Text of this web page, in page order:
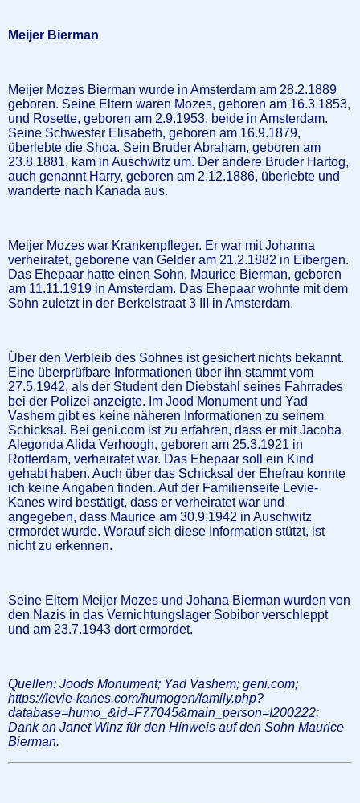
Meijer Bierman
Meijer Mozes Bierman wurde in Amsterdam am 28.2.1889
geboren. Seine Eltern waren Mozes, geboren am 16.3.1853,
und Rosette, geboren am 2.9.1953, beide in Amsterdam.
Seine Schwester Elisabeth, geboren am 16.9.1879,
überlebte die Shoa. Sein Bruder Abraham, geboren am
23.8.1881, kam in Auschwitz um. Der andere Bruder Hartog,
auch genannt Harry, geboren am 2.12.1886, überlebte und
wanderte nach Kanada aus.
Meijer Mozes war Krankenpfleger. Er war mit Johanna
verheiratet, geborene van Gelder am 21.2.1882 in Eibergen.
Das Ehepaar hatte einen Sohn, Maurice Bierman, geboren
am 11.11.1919 in Amsterdam. Das Ehepaar wohnte mit dem
Sohn zuletzt in der Berkelstraat 3 III in Amsterdam.
Über den Verbleib des Sohnes ist gesichert nichts bekannt.
Eine überprüfbare Informationen über ihn stammt vom
27.5.1942, als der Student den Diebstahl seines Fahrrades
bei der Polizei anzeigte. Im Jood Monument und Yad
Vashem gibt es keine näheren Informationen zu seinem
Schicksal. Bei geni.com ist zu erfahren, dass er mit Jacoba
Alegonda Alida Verhoogh, geboren am 25.3.1921 in
Rotterdam, verheiratet war. Das Ehepaar soll ein Kind
gehabt haben. Auch über das Schicksal der Ehefrau konnte
ich keine Angaben finden. Auf der Familienseite Levie-
Kanes wird bestätigt, dass er verheiratet war und
angegeben, dass Maurice am 30.9.1942 in Auschwitz
ermordet wurde. Worauf sich diese Information stützt, ist
nicht zu erkennen.
Seine Eltern Meijer Mozes und Johana Bierman wurden von
den Nazis in das Vernichtungslager Sobibor verschleppt
und am 23.7.1943 dort ermordet.
Quellen: Joods Monument; Yad Vashem; geni.com;
https://levie-kanes.com/humogen/family.php?
database=humo_&id=F77045&main_person=I200222;
Dank an Janet Winz für den Hinweis auf den Sohn Maurice
Bierman.